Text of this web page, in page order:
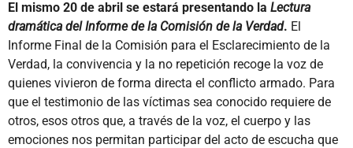
El mismo 20 de abril se estará presentando la Lectura
dramática del Informe de la Comisión de la Verdad. El
Informe Final de la Comisión para el Esclarecimiento de la
Verdad, la convivencia y la no repetición recoge la voz de
quienes vivieron de forma directa el conflicto armado. Para
que el testimonio de las víctimas sea conocido requiere de
otros, esos otros que, a través de la voz, el cuerpo y las
emociones nos permitan participar del acto de escucha que